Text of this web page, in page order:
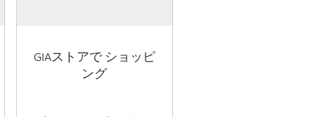
GIAストアで ショッピ
ング